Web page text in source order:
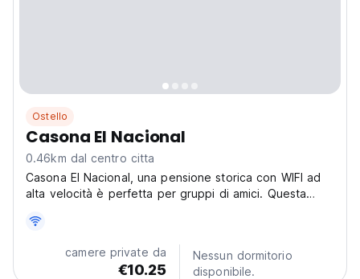
Ostello
Casona El Nacional
0.46km dal centro citta
Casona El Nacional, una pensione storica con WIFI ad
alta velocità è perfetta per gruppi di amici. Questa
posizione. (Auto-translated from original language)
camere private da
€10.25
Nessun dormitorio
disponibile.